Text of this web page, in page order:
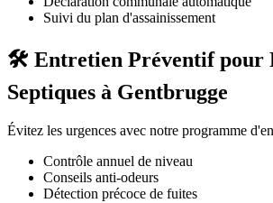
Suivi du plan d'assainissement
🛠️ Entretien Préventif pour
Septiques à Gentbrugge
Évitez les urgences avec notre programme
Contrôle annuel de niveau
Conseils anti-odeurs
Détection précoce de fuites